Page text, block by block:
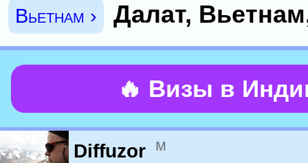
Вьетнам › Далат,
🔥 Визы в
Diffuzor м